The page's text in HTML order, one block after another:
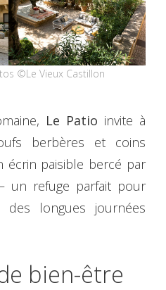
©Le Vieux Castillon
Le Patio invite à
berbères et coins
paisible bercé par
un refuge parfait pour
longues journées
bien-être